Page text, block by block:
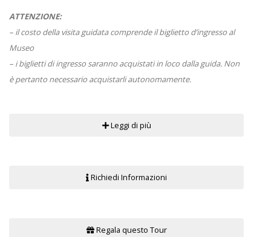
ATTENZIONE:
– il costo della visita guidata comprende il biglietto d’ingresso al
Museo
– i biglietti di ingresso saranno acquistati in loco dalla guida. Non
è pertanto necessario acquistarli autonomamente.
Leggi di più
Richiedi Informazioni
Regala questo Tour